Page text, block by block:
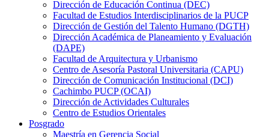
Dirección de Educación Continua (DEC)
Facultad de Estudios Interdisciplinarios de la PUCP
Dirección de Gestión del Talento Humano (DGTH)
Dirección Académica de Planeamiento y Evaluación
(DAPE)
Facultad de Arquitectura y Urbanismo
Centro de Asesoría Pastoral Universitaria (CAPU)
Dirección de Comunicación Institucional (DCI)
Cachimbo PUCP (OCAI)
Dirección de Actividades Culturales
Centro de Estudios Orientales
Posgrado
Maestría en Gerencia Social